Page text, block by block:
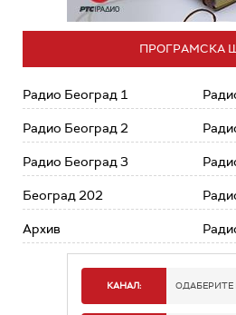
ПРОГРАМСКА
Радио Београд 1
Радио Београд 2
Радио Београд 3
Београд 202
Архив
КАНАЛ: ОДАБЕРИТЕ